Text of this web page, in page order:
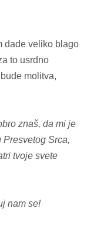
dade veliko blago
to usrdno
molitva,
znaš, da mi je
Srca,
tvoje svete
nam se!